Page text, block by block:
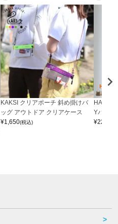
KAKSI クリアポーチ 斜め掛けバ
ッグ アウトドア クリアケース
¥1,650(税込)
Yバッグ
¥22,000